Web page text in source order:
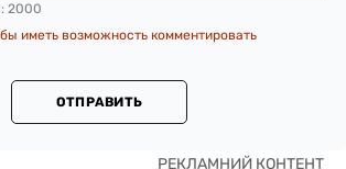
2000
иметь возможность комментировать
ОТПРАВИТЬ